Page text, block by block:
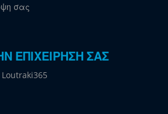
σας
ΕΠΙΧΕΙΡΗΣΗ ΣΑΣ